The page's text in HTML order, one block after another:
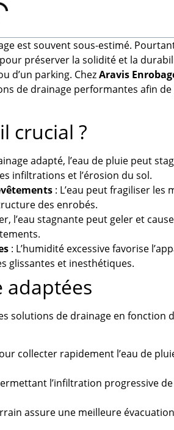
est souvent sous-estimé.
préserver la solidité et la
d’un parking. ChezAravis
de drainage performantes afin
crucial ?
adapté, l’eau de pluie peut
infiltrations et l’érosion du sol.
: L’eau peut fragiliser les
des enrobés.
l’eau stagnante peut geler et
: L’humidité excessive favorise
glissantes et inesthétiques.
adaptées
solutions de drainage en fonction
collecter rapidement l’eau de
l’infiltration progressive de
assure une meilleure